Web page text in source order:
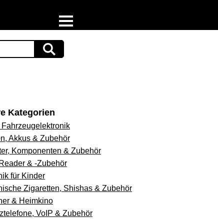
Impressum
Kategorien
Fahrzeugelektronik
Akkus & Zubehör
Komponenten & Zubehör
& -Zubehör
für Kinder
Zigaretten, Shishas & Zubehör
& Heimkino
VoIP & Zubehör